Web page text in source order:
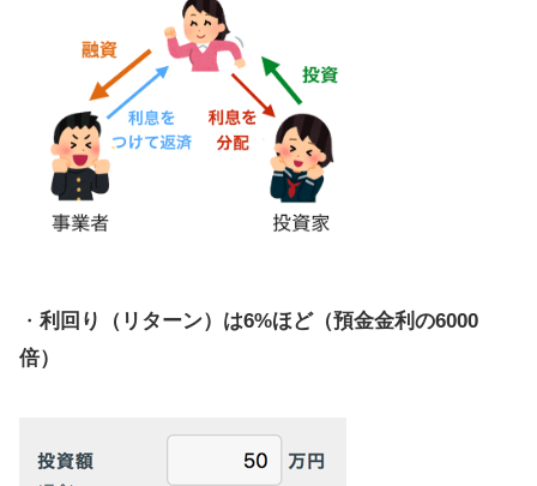
・ 利回り（リターン）は6%ほど（預金金利の6000
倍）